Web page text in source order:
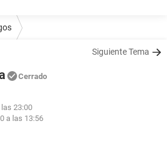
Siguiente Tema
Cerrado
23:00
a las 13:56